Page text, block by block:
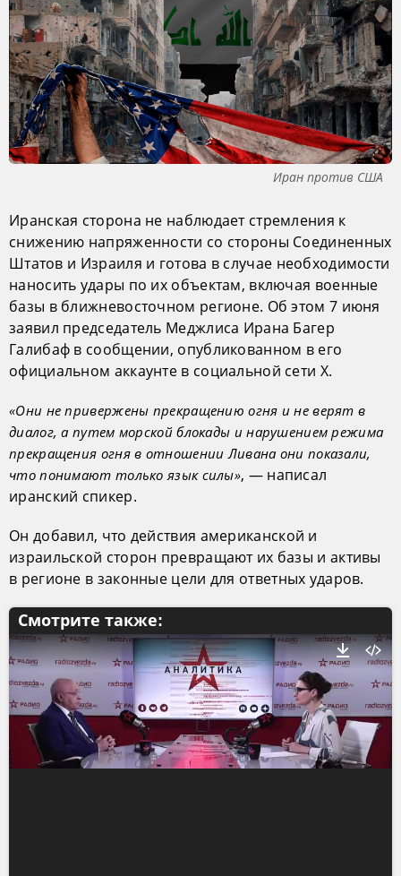
Иран против США
Иранская сторона не наблюдает стремления к
снижению напряженности со стороны Соединенных
Штатов и Израиля и готова в случае необходимости
наносить удары по их объектам, включая военные
базы в ближневосточном регионе. Об этом 7 июня
заявил председатель Меджлиса Ирана Багер
Галибаф в сообщении, опубликованном в его
официальном аккаунте в социальной сети X.
«Они не привержены прекращению огня и не верят в
диалог, а путем морской блокады и нарушением режима
прекращения огня в отношении Ливана они показали,
что понимают только язык силы», — написал
иранский спикер.
Он добавил, что действия американской и
израильской сторон превращают их базы и активы
в регионе в законные цели для ответных ударов.
Смотрите также: